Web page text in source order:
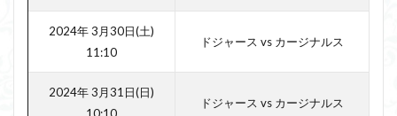
2024年 3月30日(土)
11:10
ドジャース vs カージナルス
2024年 3月31日(日)
ドジャース vs カージナルス